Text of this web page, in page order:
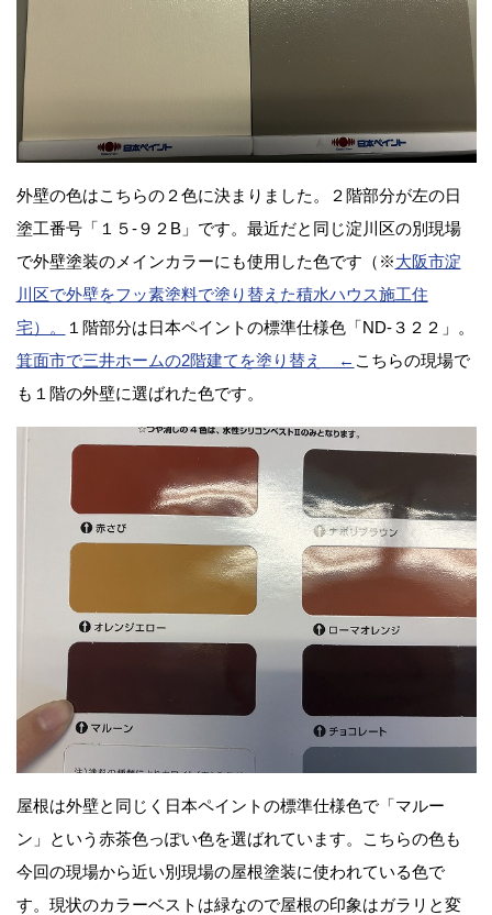
外壁の色はこちらの２色に決まりました。２階部分が左の日
塗工番号「１５-９２B」です。最近だと同じ淀川区の別現場
で外壁塗装のメインカラーにも使用した色です（※大阪市淀
川区で外壁をフッ素塗料で塗り替えた積水ハウス施工住
宅）。
１階部分は日本ペイントの標準仕様色「ND-３２２」。
箕面市で三井ホームの2階建てを塗り替え ← こちらの現場で
も１階の外壁に選ばれた色です。
屋根は外壁と同じく日本ペイントの標準仕様色で「マルー
ン」という赤茶色っぽい色を選ばれています。こちらの色も
今回の現場から近い別現場の屋根塗装に使われている色で
す。現状のカラーベストは緑なので屋根の印象はガラリと変